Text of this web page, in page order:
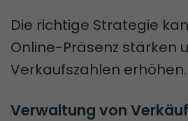
Die richtige Strategie
Online-Präsenz stärken
Verkaufszahlen erhöhen.
Verwaltung von